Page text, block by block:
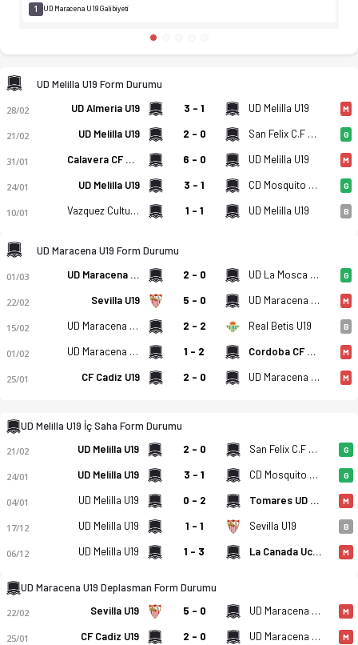
1 UD Maracena U19 Galibiyeti
UD Melilla U19 Form Durumu
28/02 UD Almeria U19 3 - 1 UD Melilla U19 M
21/02 UD Melilla U19 2 - 0 San Felix C.F U19 G
31/01 Calavera CF U19 6 - 0 UD Melilla U19 M
24/01 UD Melilla U19 3 - 1 CD Mosquito U19 G
10/01 Vazquez Cultural U19 1 - 1 UD Melilla U19 B
UD Maracena U19 Form Durumu
01/03 UD Maracena U19 2 - 0 UD La Mosca U19 G
22/02 Sevilla U19 5 - 0 UD Maracena U19 M
15/02 UD Maracena U19 2 - 2 Real Betis U19 B
01/02 UD Maracena U19 1 - 2 Cordoba CF U19 M
25/01 CF Cadiz U19 2 - 0 UD Maracena U19 M
UD Melilla U19 İç Saha Form Durumu
21/02 UD Melilla U19 2 - 0 San Felix C.F U19 G
24/01 UD Melilla U19 3 - 1 CD Mosquito U19 G
04/01 UD Melilla U19 0 - 2 Tomares UD U19 M
17/12 UD Melilla U19 1 - 1 Sevilla U19 B
06/12 UD Melilla U19 1 - 3 La Canada Ucd Atletico U19 M
UD Maracena U19 Deplasman Form Durumu
22/02 Sevilla U19 5 - 0 UD Maracena U19 M
25/01 CF Cadiz U19 2 - 0 UD Maracena U19 M